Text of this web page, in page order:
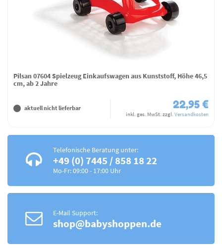
Telefonische Beratung unter:
+49 (0) 7445 / 858 18 22
Mo-Fr: 09:00 - 17:00 Uhr
E-Mail Support:
shop@babyshoppen.de
Pilsan 07604 Spielzeug Einkaufswagen aus Kunststoff, Höhe 46,5
cm, ab 2 Jahre
aktuell nicht lieferbar 22,95 €
inkl. ges. MwSt. zzgl. Versandkosten